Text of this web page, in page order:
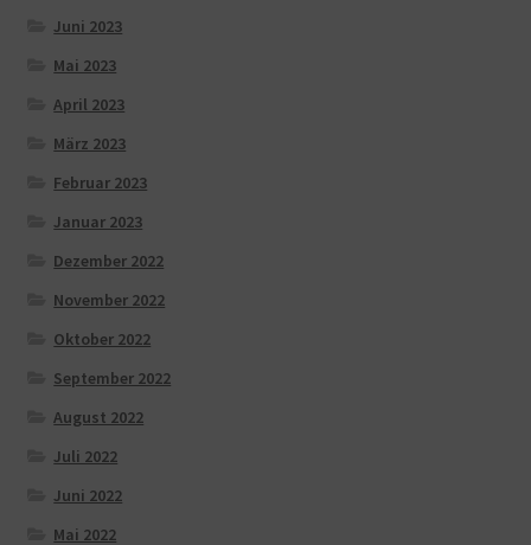
Juni 2023
Mai 2023
April 2023
März 2023
Februar 2023
Januar 2023
Dezember 2022
November 2022
Oktober 2022
September 2022
August 2022
Juli 2022
Juni 2022
Mai 2022